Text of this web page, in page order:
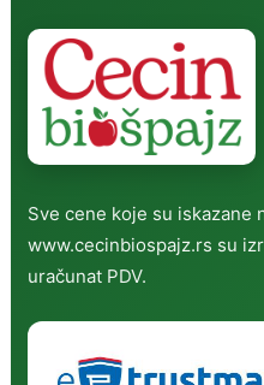
Sve cene koje su iskazane
www.cecinbiospajz.rs su
uračunat PDV.